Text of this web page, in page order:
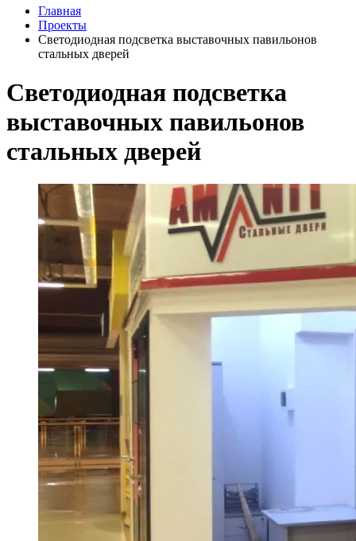
Главная
Проекты
Светодиодная подсветка выставочных павильонов
стальных дверей
Светодиодная подсветка
выставочных павильонов
стальных дверей